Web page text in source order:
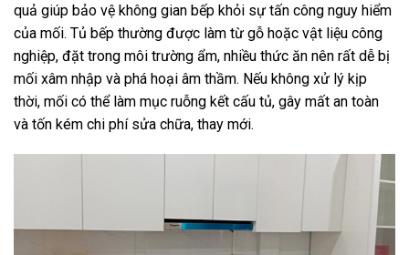
quả giúp bảo vệ không gian bếp khỏi sự tấn công nguy hiểm
của mối. Tủ bếp thường được làm từ gỗ hoặc vật liệu công
nghiệp, đặt trong môi trường ẩm, nhiều thức ăn nên rất dễ bị
mối xâm nhập và phá hoại âm thầm. Nếu không xử lý kịp
thời, mối có thể làm mục ruỗng kết cấu tủ, gây mất an toàn
và tốn kém chi phí sửa chữa, thay mới.